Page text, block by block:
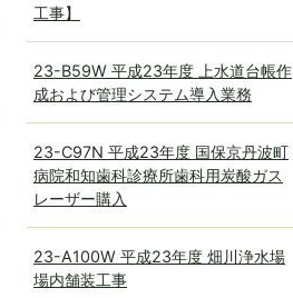
工事】
23-B59W 平成23年度 上水道台帳作
成および管理システム導入業務
23-C97N 平成23年度 国保京丹波町
病院和知歯科診療所歯科用炭酸ガス
レーザー購入
23-A100W 平成23年度 畑川浄水場
場内舗装工事